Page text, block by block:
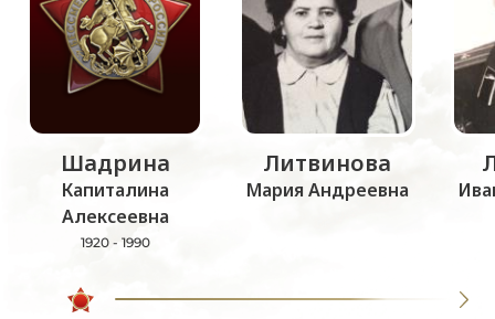
Шадрина
Капиталина
Алексеевна
1920 - 1990
Литвинова
Мария Андреевна